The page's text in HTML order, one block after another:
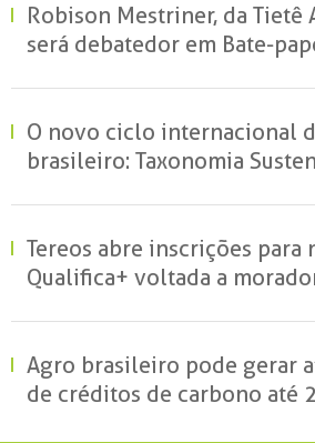
Robison Mestriner, da
será debatedor em Bate-
O novo ciclo internacional
brasileiro: Taxonomia
Tereos abre inscrições para
Qualifica+ voltada a
Agro brasileiro pode gerar
de créditos de carbono até